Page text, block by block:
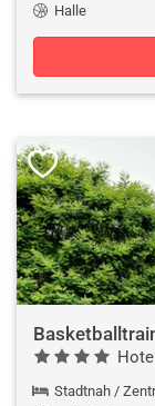
Halle
Stadtnah /